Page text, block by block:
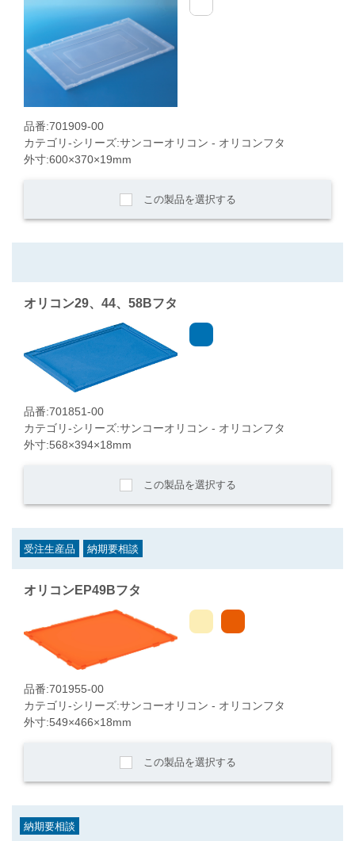
品番:701909-00
カテゴリ-シリーズ:サンコーオリコン - オリコンフタ
外寸:600×370×19mm
この製品を選択する
オリコン29、44、58Bフタ
品番:701851-00
カテゴリ-シリーズ:サンコーオリコン - オリコンフタ
外寸:568×394×18mm
この製品を選択する
受注生産品 納期要相談
オリコンEP49Bフタ
品番:701955-00
カテゴリ-シリーズ:サンコーオリコン - オリコンフタ
外寸:549×466×18mm
この製品を選択する
納期要相談